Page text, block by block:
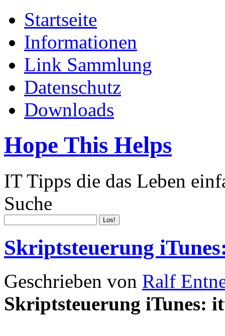
Startseite
Informationen
Link Sammlung
Datenschutz
Downloads
Hope This Helps
IT Tipps die das Leben
Suche
Skriptsteuerung
Geschrieben von Ralf
Skriptsteuerung iTunes: